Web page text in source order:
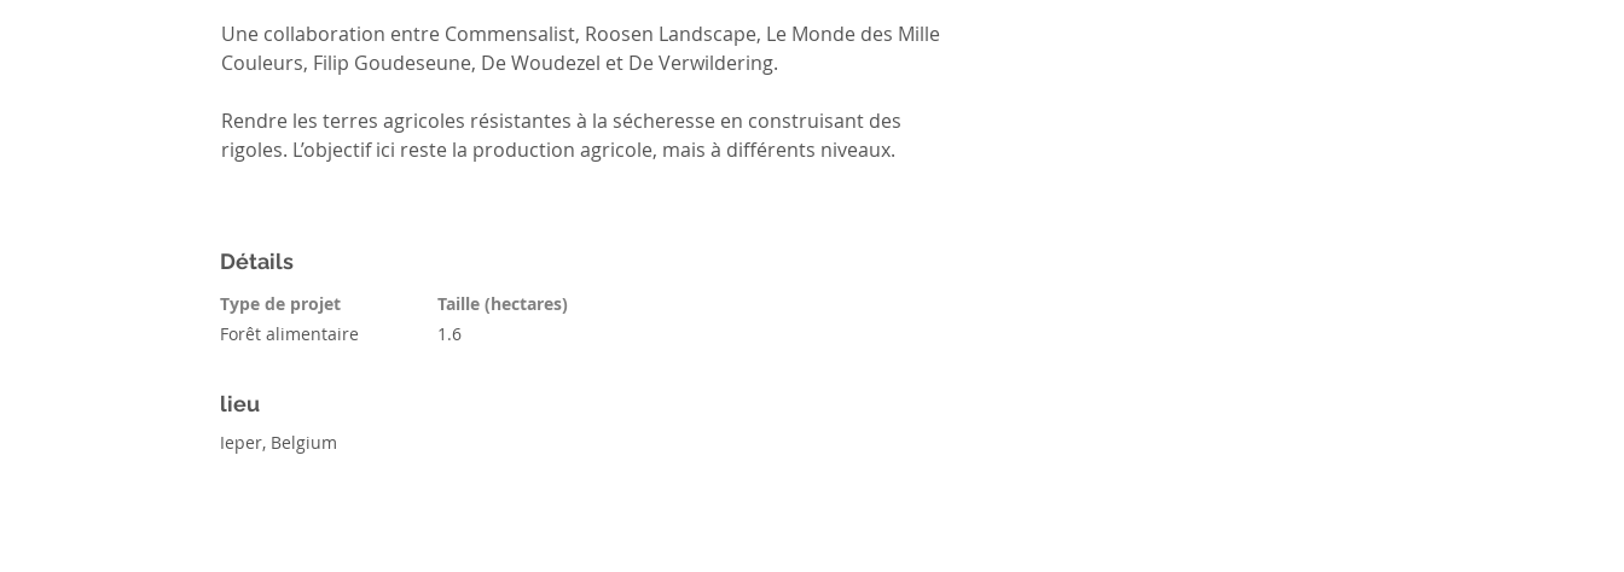
Une collaboration entre Commensalist, Roosen Landscape, Le Monde des Mille
Couleurs, Filip Goudeseune, De Woudezel et De Verwildering.
Rendre les terres agricoles résistantes à la sécheresse en construisant des
rigoles. L’objectif ici reste la production agricole, mais à différents niveaux.
Détails
Type de projet
Forêt alimentaire
Taille (hectares)
1.6
lieu
Ieper, Belgium